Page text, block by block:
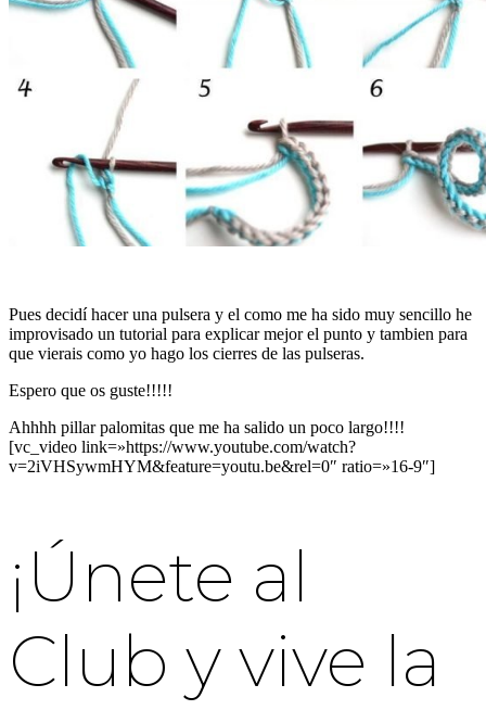
Pues decidí hacer una pulsera y el como me ha sido muy sencillo he
improvisado un tutorial para explicar mejor el punto y tambien para
que vierais como yo hago los cierres de las pulseras.
Espero que os guste!!!!!
Ahhhh pillar palomitas que me ha salido un poco largo!!!!
[vc_video link=»https://www.youtube.com/watch?
v=2iVHSywmHYM&feature=youtu.be&rel=0″ ratio=»16-9″]
¡Únete al
Club y vive la